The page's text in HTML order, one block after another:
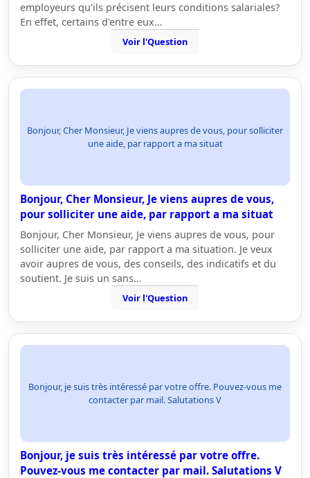
employeurs qu'ils précisent leurs conditions salariales?
En effet, certains d'entre eux…
Voir l'Question
Bonjour, Cher Monsieur, Je viens aupres de vous, pour solliciter
une aide, par rapport a ma situat
Bonjour, Cher Monsieur, Je viens aupres de vous,
pour solliciter une aide, par rapport a ma situat
Bonjour, Cher Monsieur, Je viens aupres de vous, pour
solliciter une aide, par rapport a ma situation. Je veux
avoir aupres de vous, des conseils, des indicatifs et du
soutient. Je suis un sans…
Voir l'Question
Bonjour, je suis très intéressé par votre offre. Pouvez-vous me
contacter par mail. Salutations V
Bonjour, je suis très intéressé par votre offre.
Pouvez-vous me contacter par mail. Salutations V